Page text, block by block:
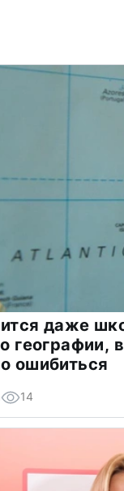
даже
географии,
ошибиться
14